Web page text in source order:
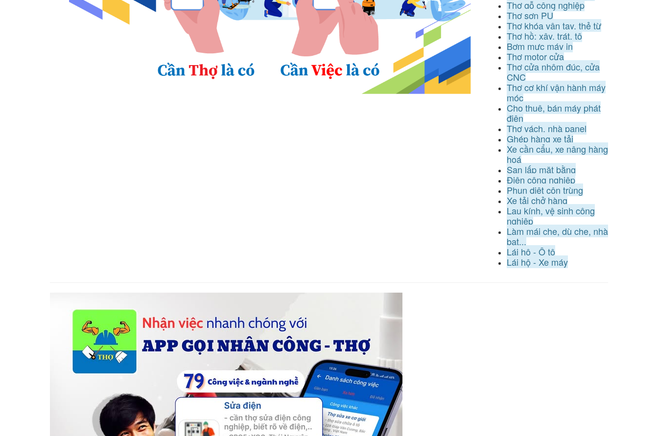
Thợ gỗ công nghiệp
Thợ sơn PU
Thợ khóa vân tay, thẻ từ
Thợ hồ: xây, trát, tô
Bơm mực máy in
Thợ motor cửa
Thợ cửa nhôm đúc, cửa
CNC
Thợ cơ khí vận hành máy
móc
Cho thuê, bán máy phát
điện
Thợ vách, nhà panel
Ghép hàng xe tải
Xe cần cẩu, xe nâng hàng
hoá
San lấp mặt bằng
Điện công nghiệp
Phun diệt côn trùng
Xe tải chở hàng
Lau kính, vệ sinh công
nghiệp
Làm mái che, dù che, nhà
bạt...
Lái hộ - Ô tô
Lái hộ - Xe máy